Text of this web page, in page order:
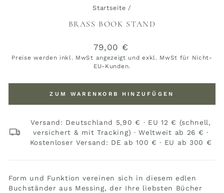
Startseite /
BRASS BOOK STAND
Normaler
Preis
79,00 €
Preise werden inkl. MwSt angezeigt und exkl. MwSt für Nicht-
EU-Kunden.
ZUM WARENKORB HINZUFÜGEN
Versand: Deutschland 5,90 € · EU 12 € (schnell,
versichert & mit Tracking) · Weltweit ab 26 € ·
Kostenloser Versand: DE ab 100 € · EU ab 300 €
Form und Funktion vereinen sich in diesem edlen
Buchständer aus Messing, der Ihre liebsten Bücher